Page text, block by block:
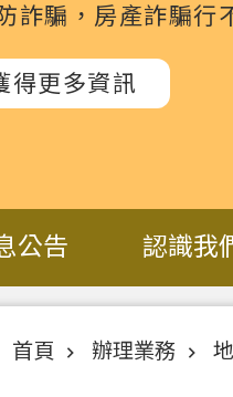
詐騙，房產詐騙行
得更多資訊
公告 認識我
首頁
辦理業務